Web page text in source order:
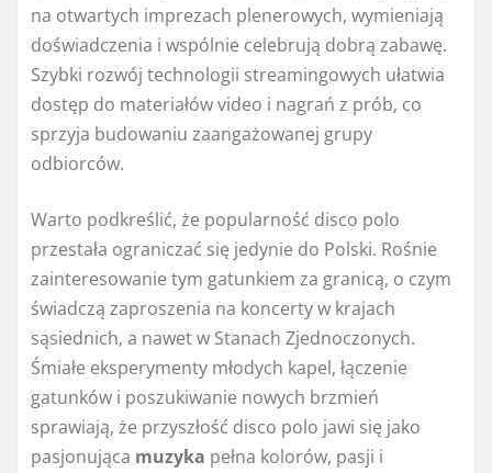
na otwartych imprezach plenerowych, wymieniają
doświadczenia i wspólnie celebrują dobrą zabawę.
Szybki rozwój technologii streamingowych ułatwia
dostęp do materiałów video i nagrań z prób, co
sprzyja budowaniu zaangażowanej grupy
odbiorców.
Warto podkreślić, że popularność disco polo
przestała ograniczać się jedynie do Polski. Rośnie
zainteresowanie tym gatunkiem za granicą, o czym
świadczą zaproszenia na koncerty w krajach
sąsiednich, a nawet w Stanach Zjednoczonych.
Śmiałe eksperymenty młodych kapel, łączenie
gatunków i poszukiwanie nowych brzmień
sprawiają, że przyszłość disco polo jawi się jako
pasjonująca muzyka pełna kolorów, pasji i